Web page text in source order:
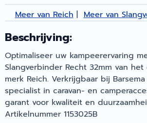
Meer van Reich|Meer van
Beschrijving:
Optimaliseer uw kampeerervaring
Slangverbinder Recht 32mm van
merk Reich. Verkrijgbaar bij
specialist in caravan- en
garant voor kwaliteit en
Artikelnummer 1153025B